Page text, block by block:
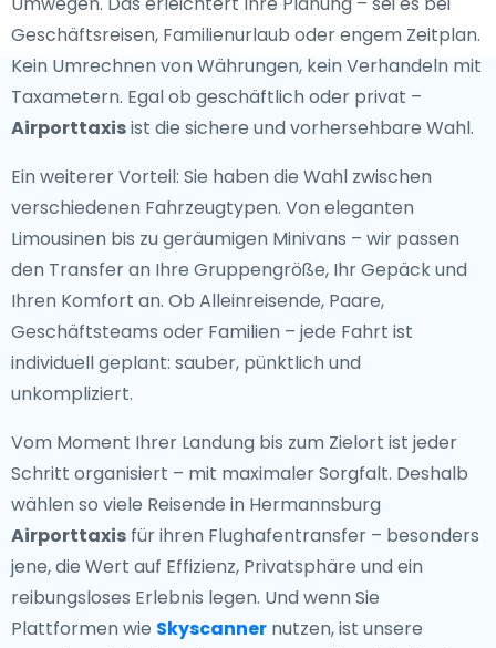
Geschäftsreisen, Familienurlaub oder engem Zeitplan.
Kein Umrechnen von Währungen, kein Verhandeln mit
Taxametern. Egal ob geschäftlich oder privat –
Airporttaxisist die sichere und vorhersehbare Wahl.
Ein weiterer Vorteil: Sie haben die Wahl zwischen
verschiedenen Fahrzeugtypen. Von eleganten
Limousinen bis zu geräumigen Minivans – wir passen
den Transfer an Ihre Gruppengröße, Ihr Gepäck und
Ihren Komfort an. Ob Alleinreisende, Paare,
Geschäftsteams oder Familien – jede Fahrt ist
individuell geplant: sauber, pünktlich und
unkompliziert.
Vom Moment Ihrer Landung bis zum Zielort ist jeder
Schritt organisiert – mit maximaler Sorgfalt. Deshalb
wählen so viele Reisende in Hermannsburg
Airporttaxis für ihren Flughafentransfer – besonders
jene, die Wert auf Effizienz, Privatsphäre und ein
reibungsloses Erlebnis legen. Und wenn Sie
Plattformen wie Skyscanner nutzen, ist unsere